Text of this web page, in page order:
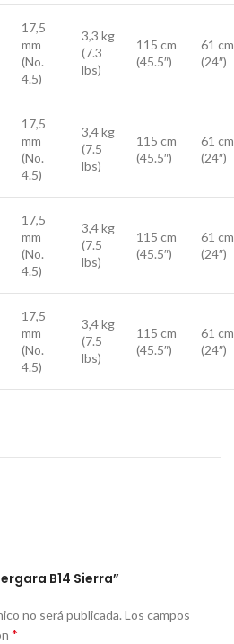
17,5
mm
(No.
4.5)
3,3 kg
(7.3
lbs)
115 cm
(45.5″)
61 cm
(24″)
17,5
mm
(No.
4.5)
3,4 kg
(7.5
lbs)
115 cm
(45.5″)
61 cm
(24″)
17,5
mm
(No.
4.5)
3,4 kg
(7.5
lbs)
115 cm
(45.5″)
61 cm
(24″)
17,5
mm
(No.
4.5)
3,4 kg
(7.5
lbs)
115 cm
(45.5″)
61 cm
(24″)
B14 Sierra”
no será publicada.Los campos
*